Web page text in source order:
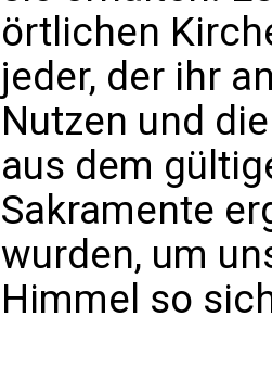
örtlichen
jeder, der ihr
Nutzen und
aus dem
Sakramente
wurden, um
Himmel so